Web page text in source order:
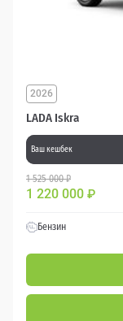
LADA Iskra
2026
Ваш кешбек
1 525 000 ₽
1 220 000 ₽
Бензин